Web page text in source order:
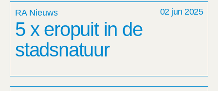
RA Nieuws 02 jun 2025
5 x eropuit in de
stadsnatuur